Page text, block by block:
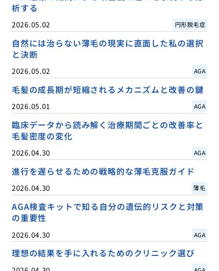
析する
2026.05.02 円形脱毛症
自然には治らない薄毛の現実に直面した私の選択
と決断
2026.05.02 AGA
毛髪の成長期が短縮されるメカニズムと改善の鍵
2026.05.01 AGA
臨床データから読み解く治療期間ごとの改善率と
毛髪密度の変化
2026.04.30 AGA
進行を遅らせるための戦略的な薄毛克服ガイド
2026.04.30 薄毛
AGA検査キットで知る自分の遺伝的リスクと対策
の重要性
2026.04.30 AGA
理想の結果を手に入れるためのクリニック選び